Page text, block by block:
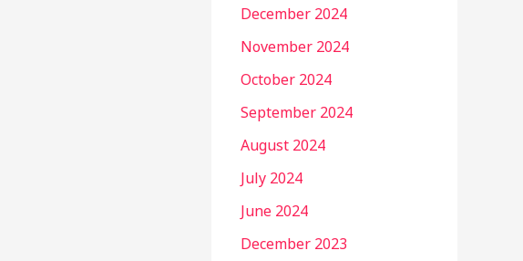
December 2024
November 2024
October 2024
September 2024
August 2024
July 2024
June 2024
December 2023